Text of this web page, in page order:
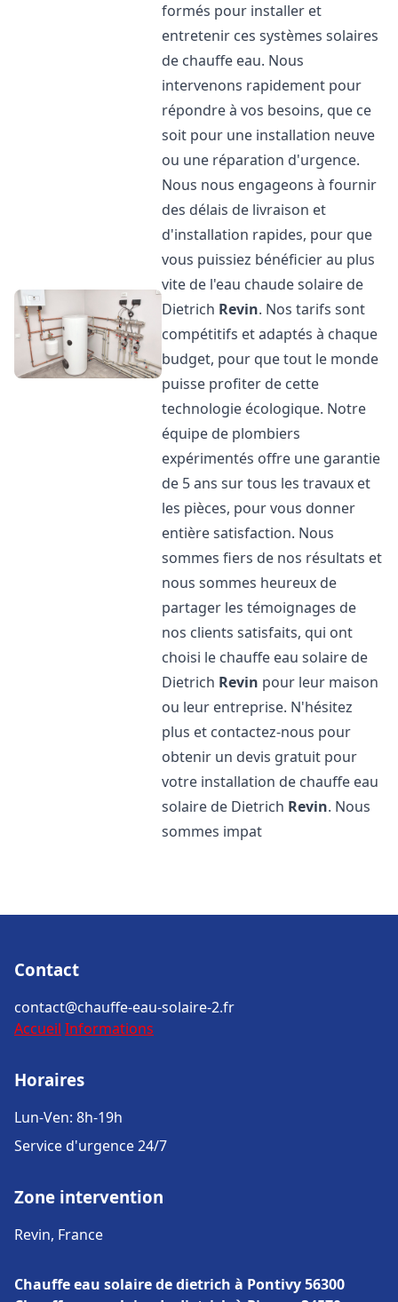
formés pour installer et
entretenir ces systèmes solaires
de chauffe eau. Nous
intervenons rapidement pour
répondre à vos besoins, que ce
soit pour une installation neuve
ou une réparation d'urgence.
Nous nous engageons à fournir
des délais de livraison et
d'installation rapides, pour que
vous puissiez bénéficier au plus
vite de l'eau chaude solaire de
Dietrich Revin. Nos tarifs sont
compétitifs et adaptés à chaque
budget, pour que tout le monde
puisse profiter de cette
technologie écologique. Notre
équipe de plombiers
expérimentés offre une garantie
de 5 ans sur tous les travaux et
les pièces, pour vous donner
entière satisfaction. Nous
sommes fiers de nos résultats et
nous sommes heureux de
partager les témoignages de
nos clients satisfaits, qui ont
choisi le chauffe eau solaire de
Dietrich Revin pour leur maison
ou leur entreprise. N'hésitez
plus et contactez-nous pour
obtenir un devis gratuit pour
votre installation de chauffe eau
solaire de Dietrich Revin. Nous
sommes impat
Contact
contact@chauffe-eau-solaire-2.fr
Accueil Informations
Horaires
Lun-Ven: 8h-19h
Service d'urgence 24/7
Zone intervention
Revin, France
Chauffe eau solaire de dietrich à Pontivy 56300